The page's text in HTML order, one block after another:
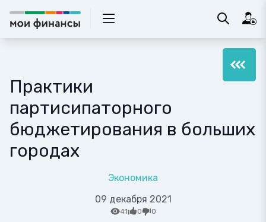
Практики
партисипаторного
бюджетирования в больших
городах
Экономика
09 декабря 2021
41 0 0